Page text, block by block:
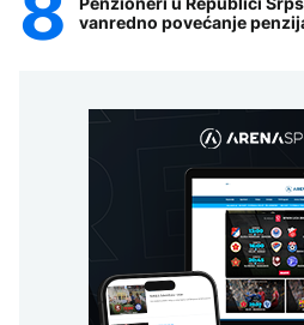
vanredno povećanje